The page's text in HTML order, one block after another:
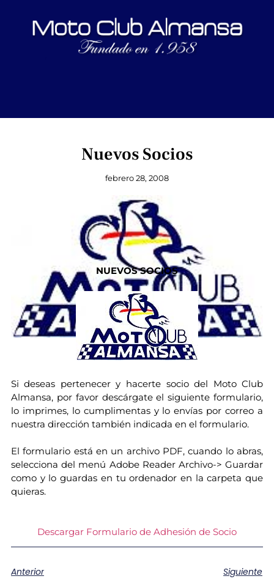
Nuevos Socios
febrero 28, 2008
NUEVOS SOCIOS
Si deseas pertenecer y hacerte socio del Moto Club
Almansa, por favor descárgate el siguiente formulario,
lo imprimes, lo cumplimentas y lo envías por correo a
nuestra dirección también indicada en el formulario.
El formulario está en un archivo PDF, cuando lo abras,
selecciona del menú Adobe Reader Archivo-> Guardar
como y lo guardas en tu ordenador en la carpeta que
quieras.
Descargar Formulario de Adhesión de Socio
Anterior Siguiente